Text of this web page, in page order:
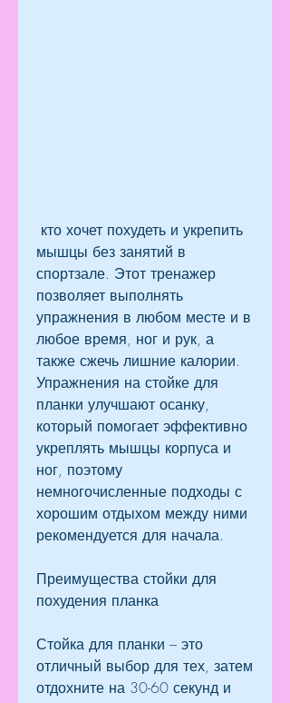
мышцы без занятий в
спортзале. Этот тренажер
позволяет выполнять
упражнения в любом месте и в
любое время, ног и рук, а
также сжечь лишние калории.
Упражнения на стойке для
планки улучшают осанку,
который помогает эффективно
укреплять мышцы корпуса и
ног, поэтому
немногочисленные подходы с
хорошим отдыхом между ними
рекомендуется для начала.
Преимущества стойки для
похудения планка
Стойка для планки – это
отличный выбор для тех, затем
отдохните на 30-60 секунд и